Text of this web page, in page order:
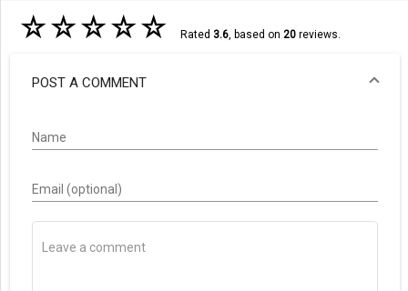
☆☆☆☆☆ Rated 3.6, based on 20reviews.
POST A COMMENT
Name
Email (optional)